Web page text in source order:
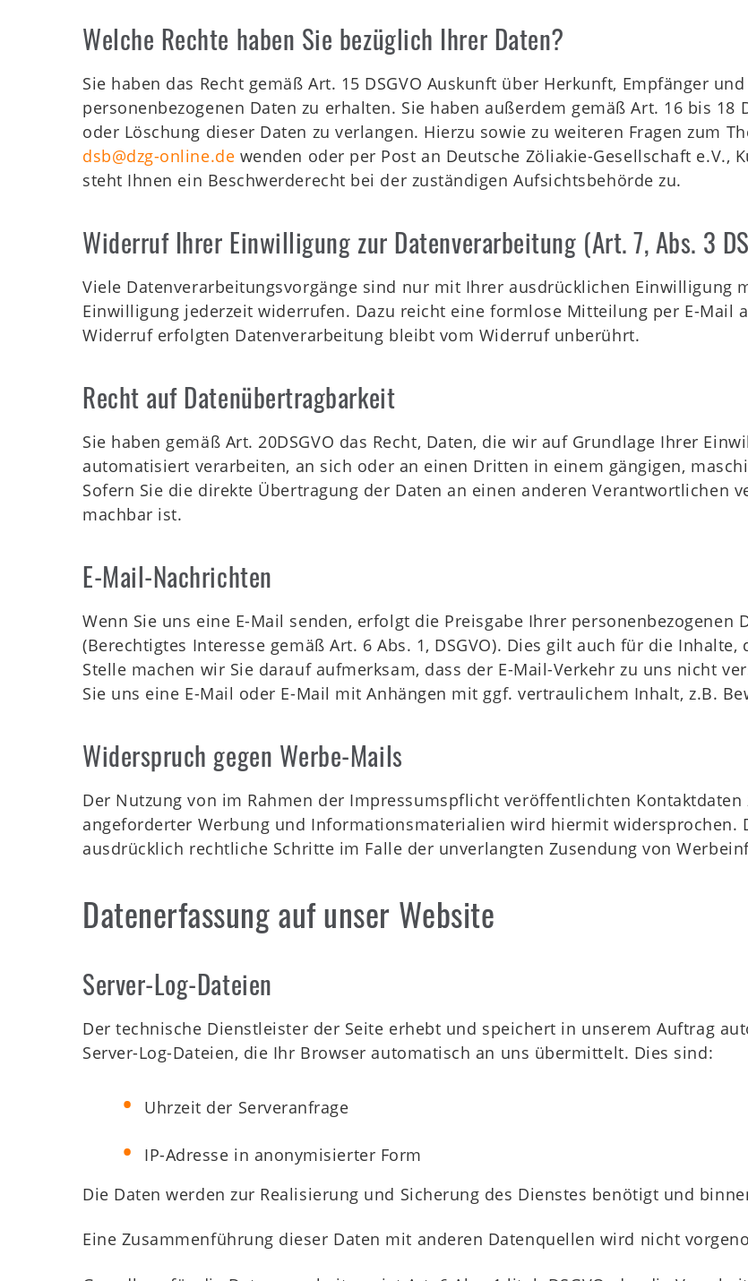
Welche Rechte haben Sie bezüglich Ihrer Daten?
Sie haben das Recht gemäß Art. 15 DSGVO Auskunft über Herkunft, Empfänger
personenbezogenen Daten zu erhalten. Sie haben außerdem gemäß Art. 16 bis 18
oder Löschung dieser Daten zu verlangen. Hierzu sowie zu weiteren Fragen zum
dsb@dzg-online.de wenden oder per Post an Deutsche Zöliakie-Gesellschaft e.V.,
steht Ihnen ein Beschwerderecht bei der zuständigen Aufsichtsbehörde zu.
Widerruf Ihrer Einwilligung zur Datenverarbeitung (Art. 7, Abs. 3
Viele Datenverarbeitungsvorgänge sind nur mit Ihrer ausdrücklichen Einwilligung
Einwilligung jederzeit widerrufen. Dazu reicht eine formlose Mitteilung per E-Mail
Widerruf erfolgten Datenverarbeitung bleibt vom Widerruf unberührt.
Recht auf Datenübertragbarkeit
Sie haben gemäß Art. 20DSGVO das Recht, Daten, die wir auf Grundlage Ihrer
automatisiert verarbeiten, an sich oder an einen Dritten in einem gängigen,
Sofern Sie die direkte Übertragung der Daten an einen anderen Verantwortlichen
machbar ist.
E-Mail-Nachrichten
Wenn Sie uns eine E-Mail senden, erfolgt die Preisgabe Ihrer
(Berechtigtes Interesse gemäß Art. 6 Abs. 1, DSGVO). Dies gilt auch für die
Stelle machen wir Sie darauf aufmerksam, dass der E-Mail-Verkehr zu uns nicht
Sie uns eine E-Mail oder E-Mail mit Anhängen mit ggf. vertraulichem Inhalt, z.B.
Widerspruch gegen Werbe-Mails
Der Nutzung von im Rahmen der Impressumspflicht veröffentlichten
angeforderter Werbung und Informationsmaterialien wird hiermit widersprochen.
ausdrücklich rechtliche Schritte im Falle der unverlangten Zusendung von
Datenerfassung auf unser Website
Server-Log-Dateien
Der technische Dienstleister der Seite erhebt und speichert in unserem Auftrag
Server-Log-Dateien, die Ihr Browser automatisch an uns übermittelt. Dies sind:
Uhrzeit der Serveranfrage
IP-Adresse in anonymisierter Form
Die Daten werden zur Realisierung und Sicherung des Dienstes benötigt und
Eine Zusammenführung dieser Daten mit anderen Datenquellen wird nicht